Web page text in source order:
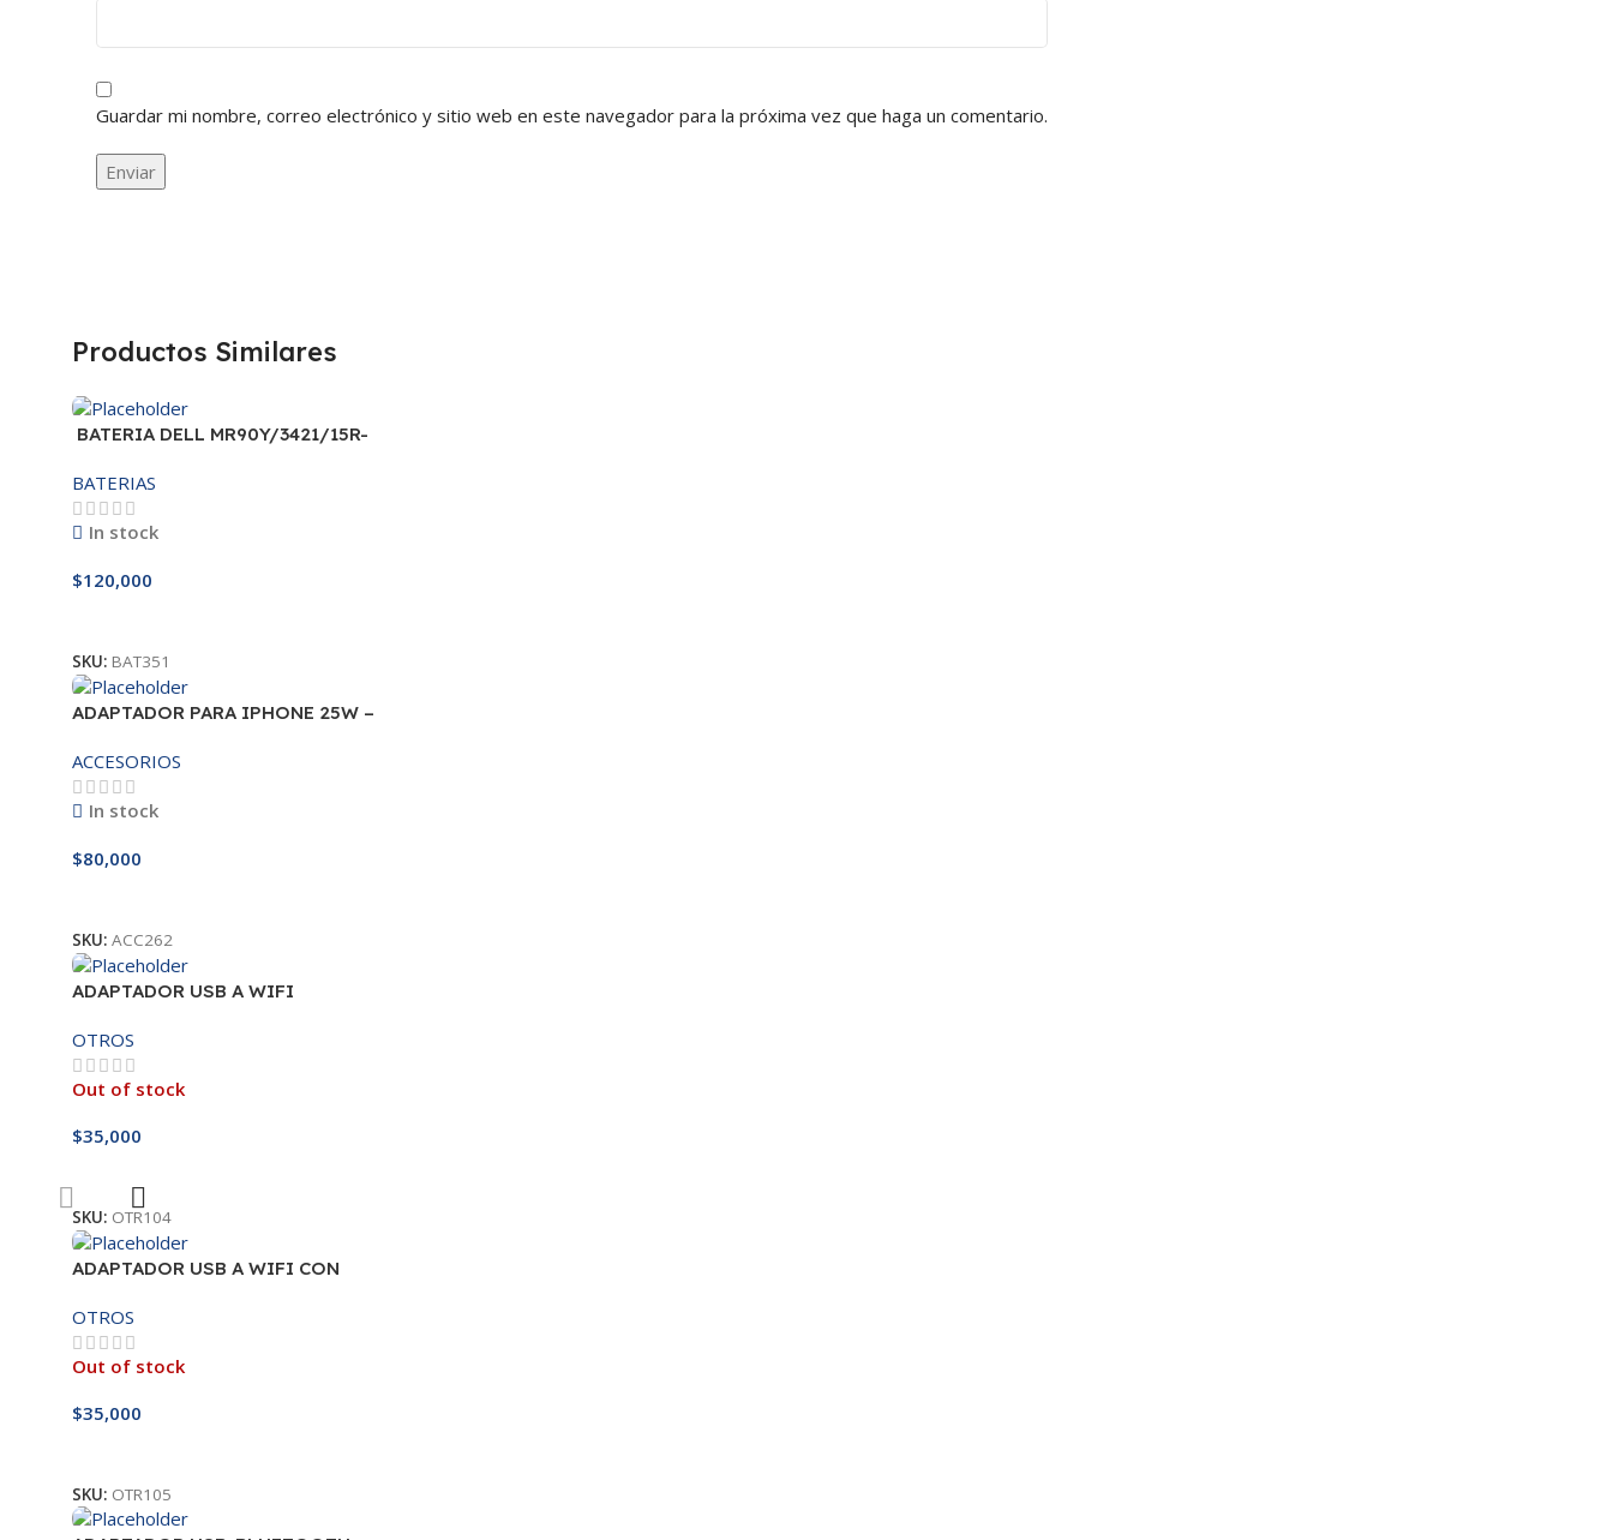
Guardar mi nombre, correo electrónico y sitio web en este navegador para la próxima vez que haga un comentario.
Productos Similares
BATERIA DELL MR90Y/3421/15R-
BATERIAS
In stock
$120,000
SKU: BAT351
ADAPTADOR PARA IPHONE 25W –
ACCESORIOS
In stock
$80,000
SKU: ACC262
ADAPTADOR USB A WIFI
OTROS
Out of stock
$35,000
SKU: OTR104
ADAPTADOR USB A WIFI CON
OTROS
Out of stock
$35,000
SKU: OTR105